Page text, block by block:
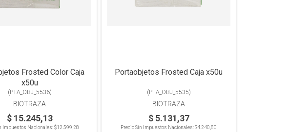
Frosted Color Caja
x50u
(PTA_OBJ_5536)
BIOTRAZA
$ 15.245,13
Impuestos Nacionales:$12.599,28
Portaobjetos Frosted Caja x50u
(PTA_OBJ_5535)
BIOTRAZA
$ 5.131,37
Precio Sin Impuestos Nacionales:$4.240,80